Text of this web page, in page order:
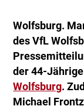
Wolfsburg.
des VfL
der 44-
Wolfsburg.
Michael